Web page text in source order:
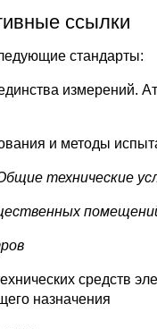
ссылки
стандарты:
измерений.
и методы
технические
средств
назначения